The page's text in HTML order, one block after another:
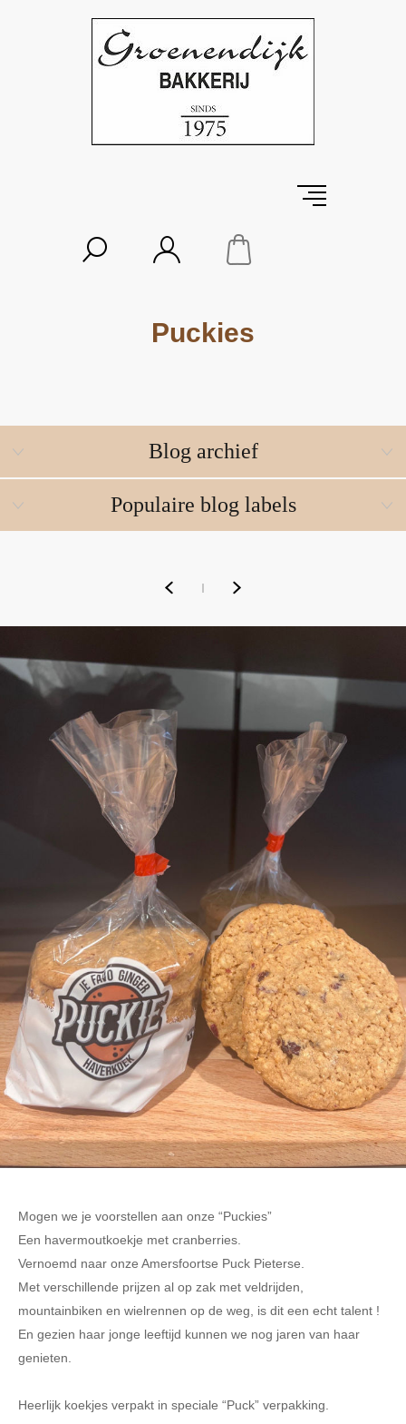
Puckies
Blog archief
Populaire blog labels
Mogen we je voorstellen aan onze “Puckies”
Een havermoutkoekje met cranberries.
Vernoemd naar onze Amersfoortse Puck Pieterse.
Met verschillende prijzen al op zak met veldrijden,
mountainbiken en wielrennen op de weg, is dit een echt talent !
En gezien haar jonge leeftijd kunnen we nog jaren van haar
genieten.
Heerlijk koekjes verpakt in speciale “Puck” verpakking.